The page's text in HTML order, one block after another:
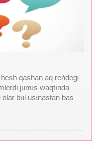
qashan aq reńdegi
jumıs waqtında
bul usınastan bas